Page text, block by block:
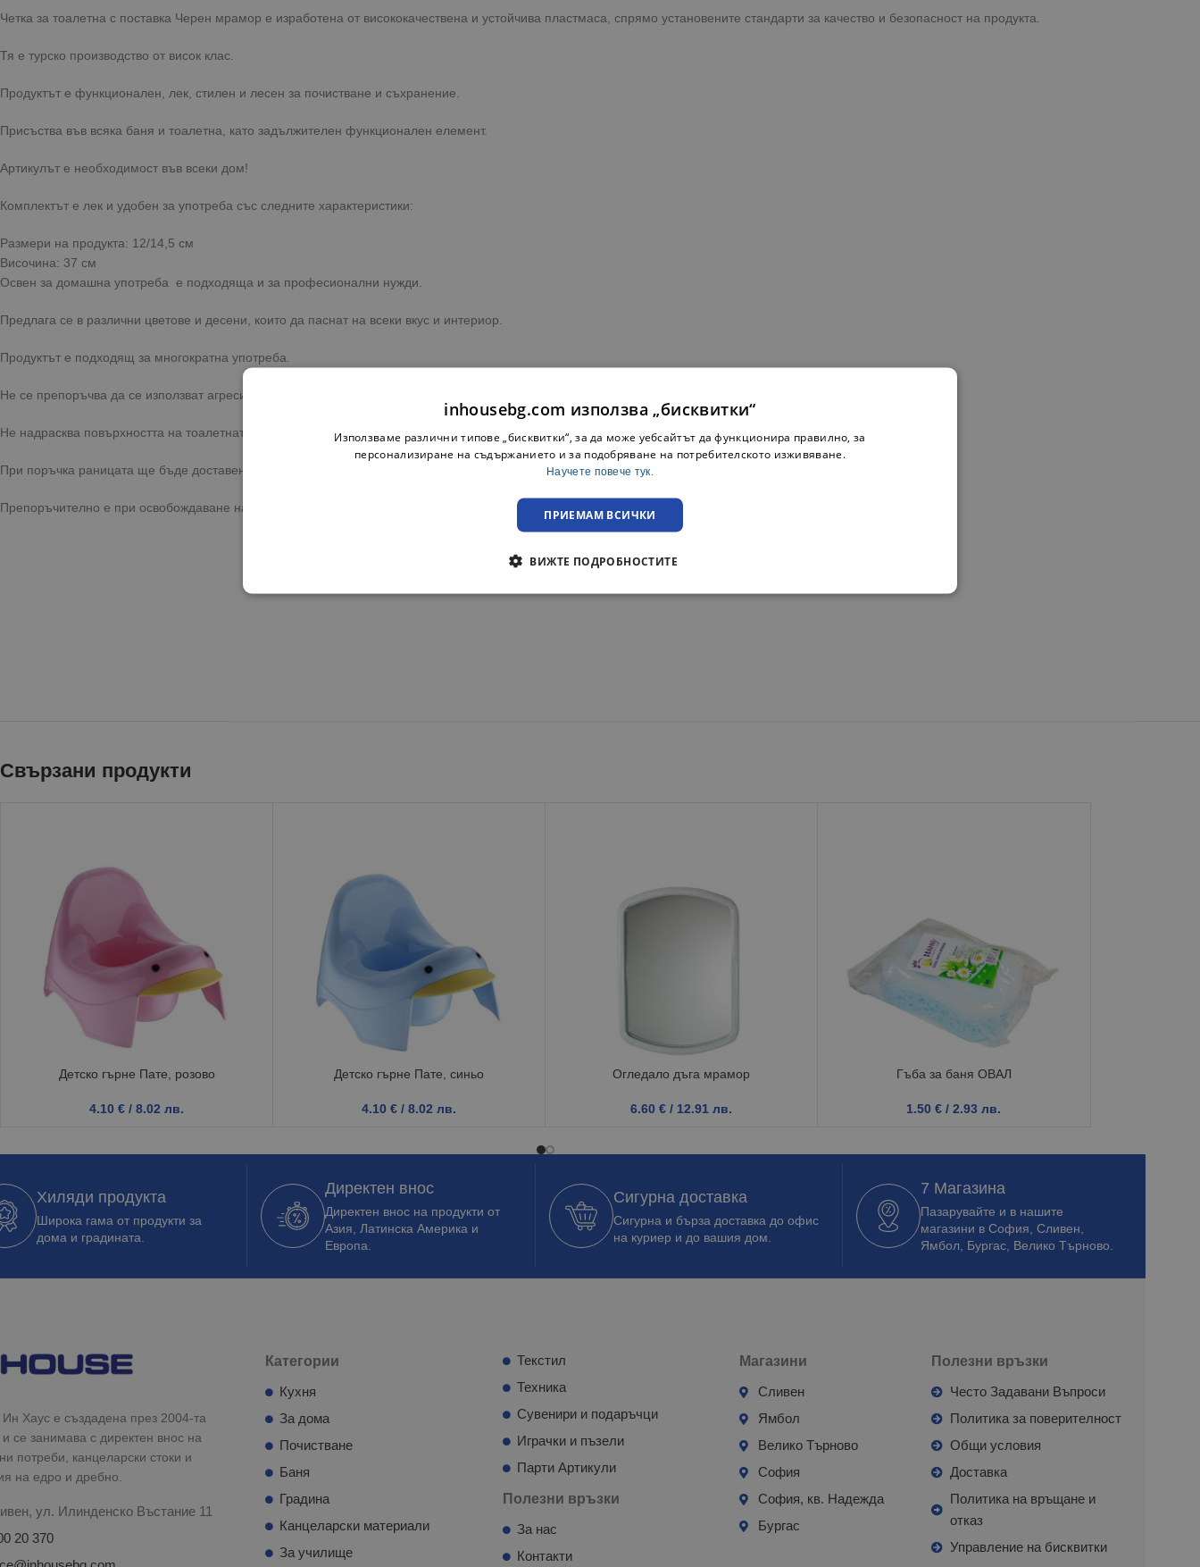
Четка за тоалетна с поставка Черен мрамор е изработена от висококачествена и устойчива пластмаса, спрямо установените стандарти за качество и безопасност на продукта.
Тя е турско производство от висок клас.
Продуктът е функционален, лек, стилен и лесен за почистване и съхранение.
Присъства във всяка баня и тоалетна, като задължителен функционален елемент.
Артикулът е необходимост във всеки дом!
Комплектът е лек и удобен за употреба със следните характеристики:
Размери на продукта: 12/14,5 см
Височина: 37 см
Освен за домашна употреба е подходяща и за професионални нужди.
Предлага се в различни цветове и десени, които да паснат на всеки вкус и интериор.
Продуктът е подходящ за многократна употреба.
Не се препоръчва да се използват агресивни препарати!
Не надрасква повърхността на тоалетната чиния.
При поръчка раницата ще бъде доставена до адрес или офис на куриерска фирма с опция преглед.
Препоръчително е при освобождаване на пратката да се възползвате от предоставената възможност за преглед.
Свързани продукти
Детско гърне Пате, розово
4.10 € / 8.02 лв.
Детско гърне Пате, синьо
4.10 € / 8.02 лв.
Огледало дъга мрамор
6.60 € / 12.91 лв.
Гъба за баня ОВАЛ
1.50 € / 2.93 лв.
Хиляди продукта
Широка гама от продукти за
дома и градината.
Директен внос
Директен внос на продукти от
Азия, Латинска Америка и
Европа.
Сигурна доставка
Сигурна и бърза доставка до офис
на куриер и до вашия дом.
7 Магазина
Пазарувайте и в нашите
магазини в София, Сливен,
Ямбол, Бургас, Велико Търново.
Хаус е създадена през 2004-та
и се занимава с директен внос на
потреби, канцеларски стоки и
на едро и дребно.
ул. Илинденско Въстание 11
20 370
Категории
Кухня
За дома
Почистване
Баня
Градина
Канцеларски материали
За училище
Текстил
Техника
Сувенири и подаръчци
Играчки и пъзели
Парти Артикули
Полезни връзки
За нас
Контакти
Магазини
Сливен
Ямбол
Велико Търново
София
София, кв. Надежда
Бургас
Полезни връзки
Често Задавани Въпроси
Политика за поверителност
Общи условия
Доставка
Политика на връщане и
отказ
Управление на бисквитки
inhousebg.com използва „бисквитки“
Използваме различни типове „бисквитки“, за да може уебсайтът да функционира правилно, за
персонализиране на съдържанието и за подобряване на потребителското изживяване.
Научете повече тук.
ПРИЕМАМ ВСИЧКИ
ВИЖТЕ ПОДРОБНОСТИТЕ